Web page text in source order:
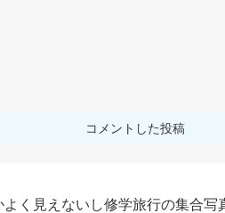
コメントした投稿
く見えないし修学旅行の集合写